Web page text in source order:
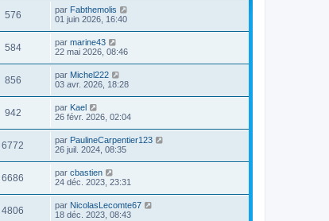
576 par Fabthemolis
01 juin 2026, 16:40
584 par marine43
22 mai 2026, 08:46
856 par Michel222
03 avr. 2026, 18:28
942 par Kael
26 févr. 2026, 02:04
6772 par PaulineCarpentier123
26 juil. 2024, 08:35
6686 par cbastien
24 déc. 2023, 23:31
4806 par NicolasLecomte67
18 déc. 2023, 08:43